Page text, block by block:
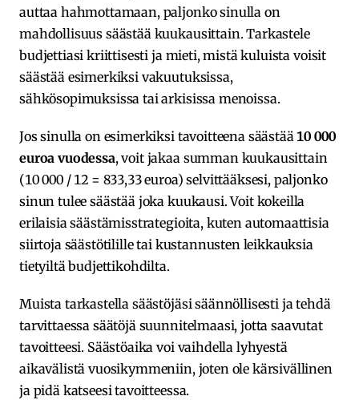
auttaa hahmottamaan, paljonko sinulla on
mahdollisuus säästää kuukausittain. Tarkastele
budjettiasi kriittisesti ja mieti, mistä kuluista voisit
säästää esimerkiksi vakuutuksissa,
sähkösopimuksissa tai arkisissa menoissa.
Jos sinulla on esimerkiksi tavoitteena säästää10 000
euroa vuodessa, voit jakaa summan kuukausittain
(10 000 / 12 = 833,33 euroa) selvittääksesi, paljonko
sinun tulee säästää joka kuukausi. Voit kokeilla
erilaisia säästämisstrategioita, kuten automaattisia
siirtoja säästötilille tai kustannusten leikkauksia
tietyiltä budjettikohdilta.
Muista tarkastella säästöjäsi säännöllisesti ja tehdä
tarvittaessa säätöjä suunnitelmaasi, jotta saavutat
tavoitteesi. Säästöaika voi vaihdella lyhyestä
aikavälistä vuosikymmeniin, joten ole kärsivällinen
ja pidä katseesi tavoitteessa.